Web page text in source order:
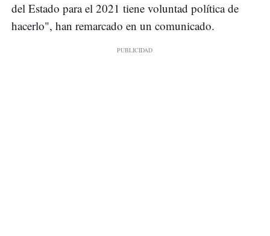
del Estado para el 2021 tiene voluntad política de
hacerlo", han remarcado en un comunicado.